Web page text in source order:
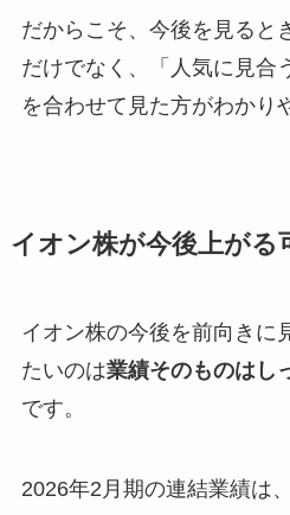
だからこそ、今後を見ると
だけでなく、「人気に見合
を合わせて見た方がわかり
イオン株が今後上がる
イオン株の今後を前向きに
たいのは業績そのものはし
です。
2026年2月期の連結業績は